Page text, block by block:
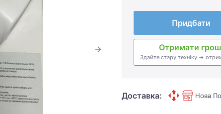
Придбати
Отримати
Здайте стару техніку →
Доставка: Нова